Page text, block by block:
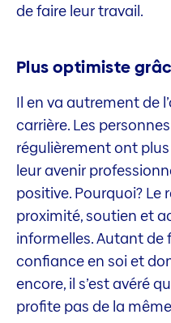
de faire leur travail.
Plus optimiste
Il en va autrement de
carrière. Les
régulièrement ont
leur avenir
positive. Pourquoi?
proximité, soutien et
informelles. Autant
confiance en soi et
encore, il s’est avéré
profite pas de la